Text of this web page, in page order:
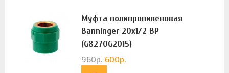
Муфта полипропиленовая
Banninger 20х1/2 ВР
(G8270G2015)
960р. 600р.